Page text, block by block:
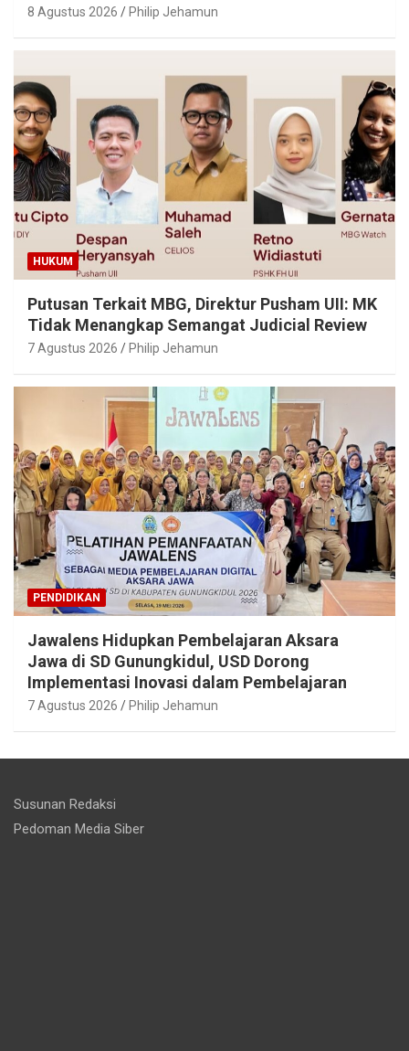
8 Agustus 2026 Philip Jehamun
HUKUM
Putusan Terkait MBG, Direktur Pusham UII: MK
Tidak Menangkap Semangat Judicial Review
7 Agustus 2026 Philip Jehamun
PENDIDIKAN
Jawalens Hidupkan Pembelajaran Aksara
Jawa di SD Gunungkidul, USD Dorong
Implementasi Inovasi dalam Pembelajaran
7 Agustus 2026 Philip Jehamun
Susunan Redaksi
Pedoman Media Siber